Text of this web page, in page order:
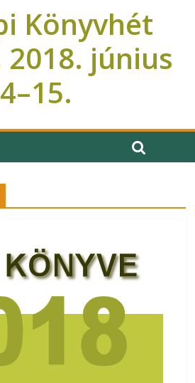
Könyvhét
2018. június
4–15.